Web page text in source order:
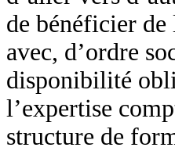
de bénéficier
avec, d’ordre
disponibilité
l’expertise
structure de